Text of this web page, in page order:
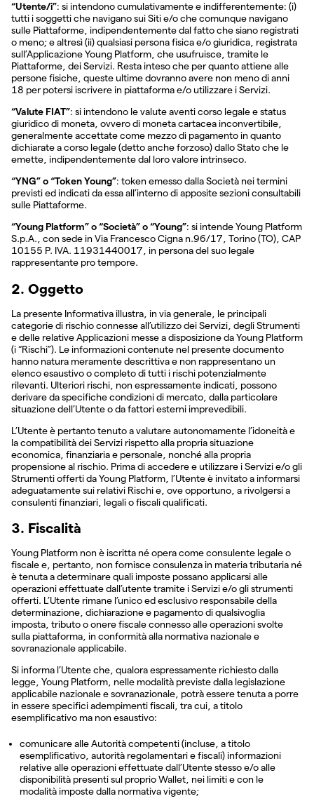
“Utente/i”: si intendono cumulativamente e indifferentemente: (i)
tutti i soggetti che navigano sui Siti e/o che comunque navigano
sulle Piattaforme, indipendentemente dal fatto che siano registrati
o meno; e altresì (ii) qualsiasi persona fisica e/o giuridica, registrata
sull’Applicazione Young Platform, che usufruisce, tramite le
Piattaforme, dei Servizi. Resta inteso che per quanto attiene alle
persone fisiche, queste ultime dovranno avere non meno di anni
18 per potersi iscrivere in piattaforma e/o utilizzare i Servizi.
“Valute FIAT”: si intendono le valute aventi corso legale e status
giuridico di moneta, ovvero di moneta cartacea inconvertibile,
generalmente accettate come mezzo di pagamento in quanto
dichiarate a corso legale (detto anche forzoso) dallo Stato che le
emette, indipendentemente dal loro valore intrinseco.
“YNG” o “Token Young”: token emesso dalla Società nei termini
previsti ed indicati da essa all’interno di apposite sezioni consultabili
sulle Piattaforme.
“Young Platform” o “Società” o “Young”: si intende Young Platform
S.p.A., con sede in Via Francesco Cigna n.96/17, Torino (TO), CAP
10155 P. IVA. 11931440017, in persona del suo legale
rappresentante pro tempore.
2. Oggetto
La presente Informativa illustra, in via generale, le principali
categorie di rischio connesse all’utilizzo dei Servizi, degli Strumenti
e delle relative Applicazioni messe a disposizione da Young Platform
(i “Rischi”). Le informazioni contenute nel presente documento
hanno natura meramente descrittiva e non rappresentano un
elenco esaustivo o completo di tutti i rischi potenzialmente
rilevanti. Ulteriori rischi, non espressamente indicati, possono
derivare da specifiche condizioni di mercato, dalla particolare
situazione dell’Utente o da fattori esterni imprevedibili.
L’Utente è pertanto tenuto a valutare autonomamente l’idoneità e
la compatibilità dei Servizi rispetto alla propria situazione
economica, finanziaria e personale, nonché alla propria
propensione al rischio. Prima di accedere e utilizzare i Servizi e/o gli
Strumenti offerti da Young Platform, l’Utente è invitato a informarsi
adeguatamente sui relativi Rischi e, ove opportuno, a rivolgersi a
consulenti finanziari, legali o fiscali qualificati.
3. Fiscalità
Young Platform non è iscritta né opera come consulente legale o
fiscale e, pertanto, non fornisce consulenza in materia tributaria né
è tenuta a determinare quali imposte possano applicarsi alle
operazioni effettuate dall’utente tramite i Servizi e/o gli strumenti
offerti. L’Utente rimane l’unico ed esclusivo responsabile della
determinazione, dichiarazione e pagamento di qualsivoglia
imposta, tributo o onere fiscale connesso alle operazioni svolte
sulla piattaforma, in conformità alla normativa nazionale e
sovranazionale applicabile.
Si informa l’Utente che, qualora espressamente richiesto dalla
legge, Young Platform, nelle modalità previste dalla legislazione
applicabile nazionale e sovranazionale, potrà essere tenuta a porre
in essere specifici adempimenti fiscali, tra cui, a titolo
esemplificativo ma non esaustivo:
comunicare alle Autorità competenti (incluse, a titolo
esemplificativo, autorità regolamentari e fiscali) informazioni
relative alle operazioni effettuate dall’Utente stesso e/o alle
disponibilità presenti sul proprio Wallet, nei limiti e con le
modalità imposte dalla normativa vigente;